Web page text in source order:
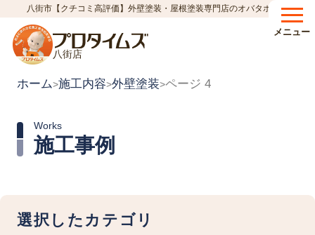
八街市【クチコミ高評価】外壁塗装・屋根塗装専門店のオバタホーム
八街店
メニュー
ホーム>施工内容>外壁塗装>ページ 4
施工事例
Works
選択したカテゴリ